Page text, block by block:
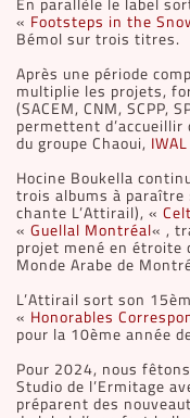
« Footsteps in the
Bémol sur trois titres.
Après une période
multiplie les projets,
(SACEM, CNM, SCPP,
permettent
du groupe Chaoui, IWAL
Hocine Boukella
trois albums à paraître
chante L’Attirail), «
« Guellal Montréal« ,
projet mené en étroite
Monde Arabe de
L’Attirail sort son
« Honorables
pour la 10ème année
Pour 2024, nous
Studio de l’Ermitage
préparent des